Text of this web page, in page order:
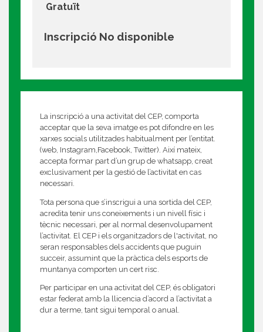
Gratuït
Inscripció No disponible
La inscripció a una activitat del CEP, comporta
acceptar que la seva imatge es pot difondre en les
xarxes socials utilitzades habitualment per l’entitat.
(web, Instagram,Facebook, Twitter). Així mateix,
accepta formar part d’un grup de whatsapp, creat
exclusivament per la gestió de l’activitat en cas
necessari.
Tota persona que s’inscrigui a una sortida del CEP,
acredita tenir uns coneixements i un nivell físic i
tècnic necessari, per al normal desenvolupament
l’activitat. El CEP i els organitzadors de l'activitat, no
seran responsables dels accidents que puguin
succeir, assumint que la pràctica dels esports de
muntanya comporten un cert risc.
Per participar en una activitat del CEP, és obligatori
estar federat amb la llicencia d’acord a l’activitat a
dur a terme, tant sigui temporal o anual.